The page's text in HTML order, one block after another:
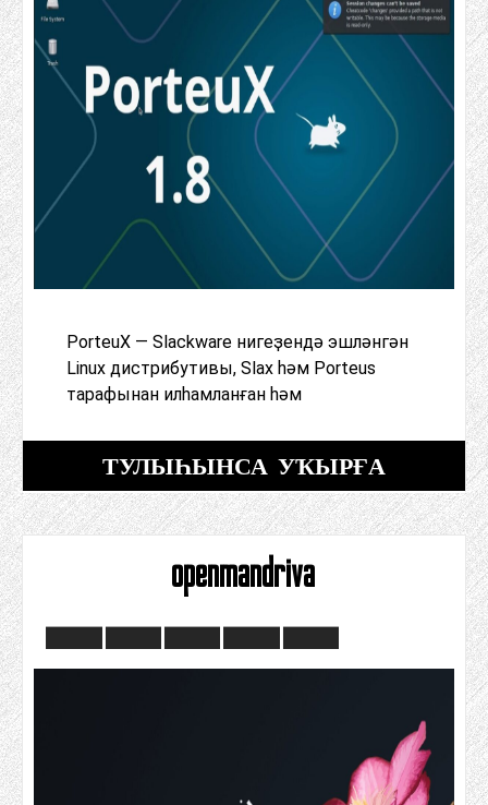
PorteuX — Slackware нигеҙендә эшләнгән
Linux дистрибутивы, Slax һәм Porteus
тарафынан илһамланған һәм
ТУЛЫҺЫНСА УҠЫРҒА
openmandriva